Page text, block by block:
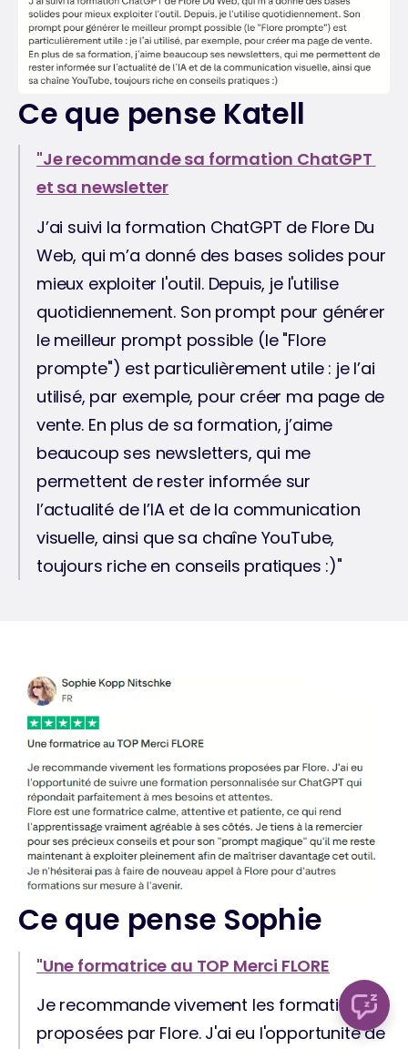
Ce que pense Katell
"Je recommande sa formation ChatGPT
et sa newsletter
J’ai suivi la formation ChatGPT de Flore Du
Web, qui m’a donné des bases solides pour
mieux exploiter l'outil. Depuis, je l'utilise
quotidiennement. Son prompt pour générer
le meilleur prompt possible (le "Flore
prompte") est particulièrement utile : je l’ai
utilisé, par exemple, pour créer ma page de
vente. En plus de sa formation, j’aime
beaucoup ses newsletters, qui me
permettent de rester informée sur
l’actualité de l’IA et de la communication
visuelle, ainsi que sa chaîne YouTube,
toujours riche en conseils pratiques :)"
Ce que pense Sophie
"Une formatrice au TOP Merci FLORE
Je recommande vivement les formations
proposées par Flore. J'ai eu l'opportunité de